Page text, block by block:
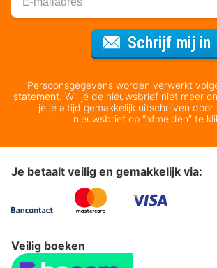
Schrijf mij in
Persoonsgegevens worden verwerkt
statement. Wil je de nieuwsbrief niet meer
je je altijd gemakkelijk uitschrijven
nieuwsbrief op “afmelden” te
Je betaalt veilig en gemakkelijk via:
Veilig boeken